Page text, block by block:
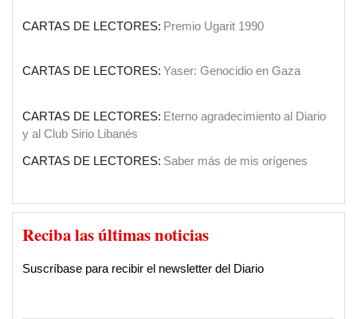
Una voz en el desierto?
El caos que buscaba la invasión a Irak de
El Islam político de ISIS en la última tragedia
árabe
Balcanizacion de Irak y el Medio Oriente
CARTAS DE LECTORES: Premio Ugarit 1990
CARTAS DE LECTORES: Yaser: Genocidio en Gaza
CARTAS DE LECTORES: Eterno agradecimiento al Diario
y al Club Sirio Libanés
CARTAS DE LECTORES: Saber más de mis orígenes
CARTAS DE LECTORES:Agradecimiento por apoyos a su
Reciba las últimas noticias
Suscríbase para recibir el newsletter del Diario